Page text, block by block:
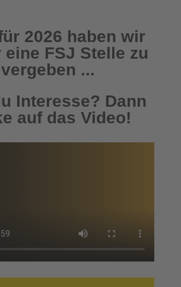
2026 haben wir
eine FSJ Stelle zu
vergeben ...
Interesse? Dann
auf das Video!